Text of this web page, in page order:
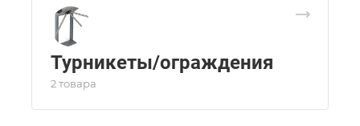
Турникеты/ограждения
2 товара